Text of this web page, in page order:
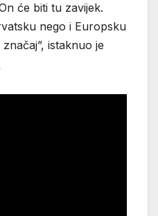
će biti tu zavijek.
nego i Europsku
istaknuo je